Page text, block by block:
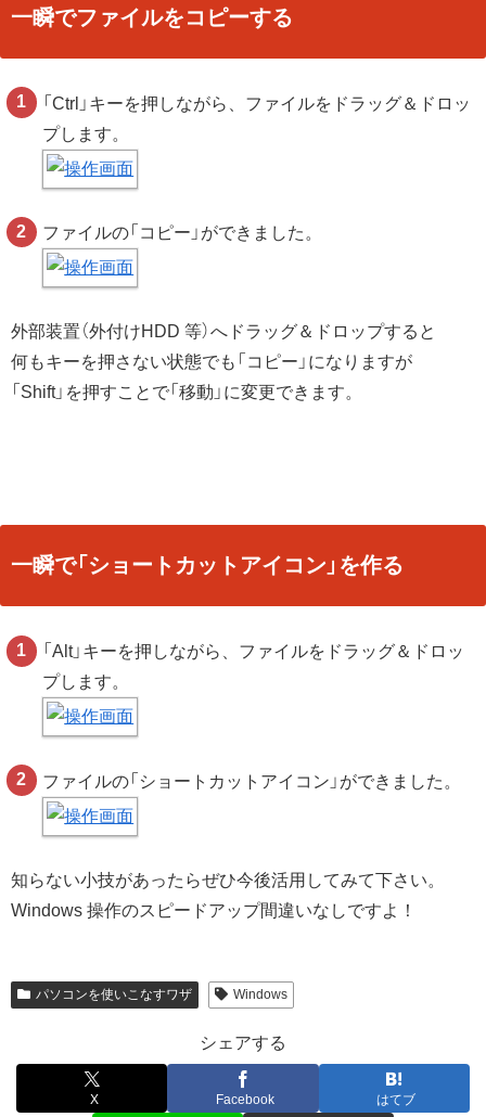
一瞬でファイルをコピーする
「Ctrl」キーを押しながら、ファイルをドラッグ＆ドロッ
プします。
ファイルの「コピー」ができました。
外部装置（外付けHDD 等）へドラッグ＆ドロップすると
何もキーを押さない状態でも「コピー」になりますが
「Shift」を押すことで「移動」に変更できます。
一瞬で「ショートカットアイコン」を作る
「Alt」キーを押しながら、ファイルをドラッグ＆ドロッ
プします。
ファイルの「ショートカットアイコン」ができました。
知らない小技があったらぜひ今後活用してみて下さい。
Windows 操作のスピードアップ間違いなしですよ！
パソコンを使いこなすワザ Windows
シェアする
X Facebook はてブ